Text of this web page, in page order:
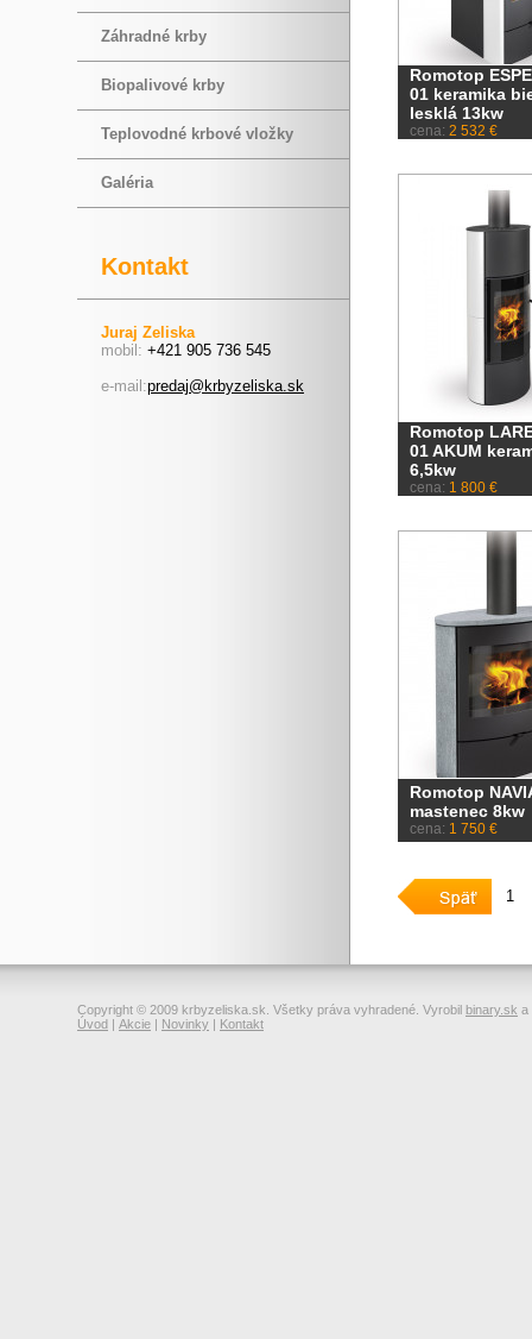
Záhradné krby
Biopalivové krby
Teplovodné krbové vložky
Galéria
Kontakt
Juraj Zeliska
mobil: +421 905 736 545
e-mail:predaj@krbyzeliska.sk
Romotop
01 keramika
lesklá 13kw
cena: 2 532 €
Romotop
01 AKUM
6,5kw
cena: 1 800 €
Romotop
mastenec 8kw
cena: 1 750 €
1
Copyright © 2009 krbyzeliska.sk. Všetky práva vyhradené. Vyrobil binary.sk a
Úvod | Akcie | Novinky | Kontakt